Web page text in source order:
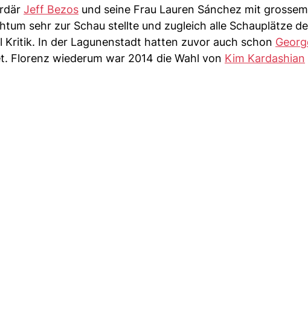
Jeff Bezos und seine Frau Lauren Sánchez mit
sehr zur Schau stellte und zugleich alle Schauplätze
Kritik. In der Lagunenstadt hatten zuvor auch schon
Florenz wiederum war 2014 die Wahl von Kim Kardashian